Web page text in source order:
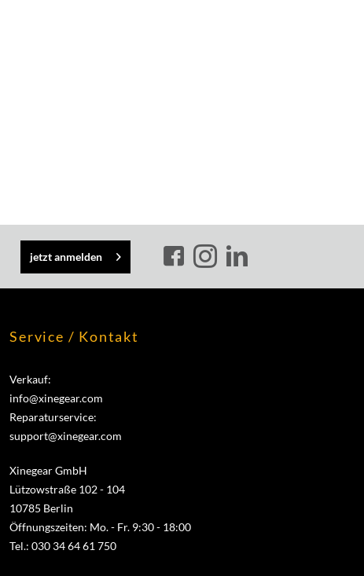
jetzt anmelden
Service / Kontakt
Verkauf:
info@xinegear.com
Reparaturservice:
support@xinegear.com
Xinegear GmbH
Lützowstraße 102 - 104
10785 Berlin
Öffnungszeiten: Mo. - Fr. 9:30 - 18:00
Tel.: 030 34 64 61 750